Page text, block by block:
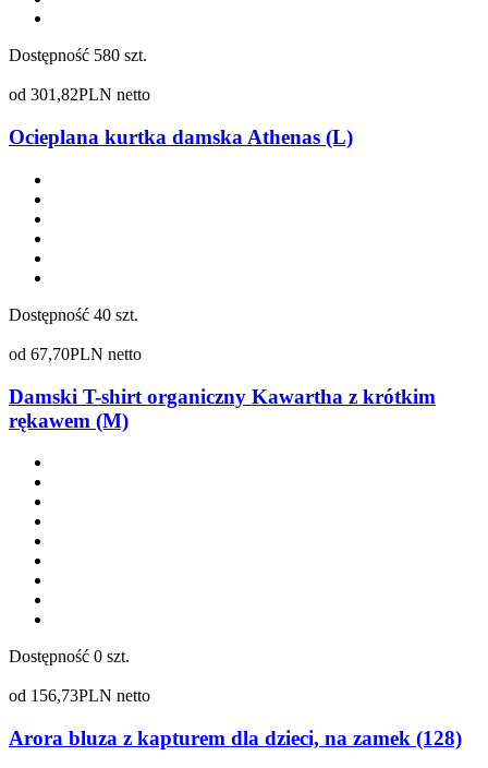
Dostępność 580 szt.
od 301,82PLN netto
Ocieplana kurtka damska Athenas (L)
Dostępność 40 szt.
od 67,70PLN netto
Damski T-shirt organiczny Kawartha z krótkim
rękawem (M)
Dostępność 0 szt.
od 156,73PLN netto
Arora bluza z kapturem dla dzieci, na zamek (128)